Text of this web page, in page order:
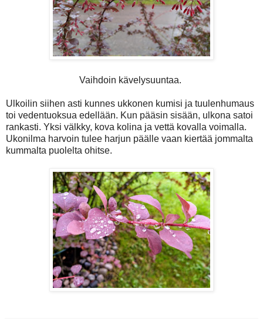
Vaihdoin kävelysuuntaa.
Ulkoilin siihen asti kunnes ukkonen kumisi ja tuulenhumaus
toi vedentuoksua edellään. Kun pääsin sisään, ulkona satoi
rankasti. Yksi välkky, kova kolina ja vettä kovalla voimalla.
Ukonilma harvoin tulee harjun päälle vaan kiertää jommalta
kummalta puolelta ohitse.